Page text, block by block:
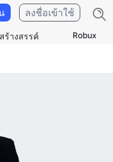
สร้างสรรค์ Robux
ลงชื่อเข้าใช้